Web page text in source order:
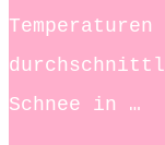
Schnee in …